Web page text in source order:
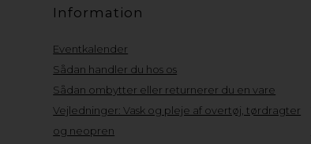
Information
Eventkalender
Sådan handler du hos os
Sådan ombytter eller returnerer du en vare
Vejledninger: Vask og pleje af overtøj, tørdragter
og neopren